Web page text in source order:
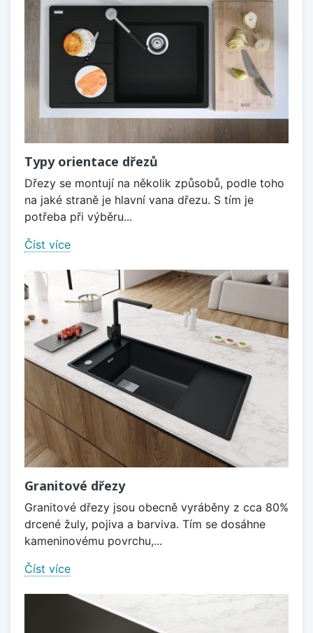
Typy orientace dřezů
Dřezy se montují na několik způsobů, podle toho
na jaké straně je hlavní vana dřezu. S tím je
potřeba při výběru...
Číst více
Granitové dřezy
Granitové dřezy jsou obecně vyráběny z cca 80%
drcené žuly, pojiva a barviva. Tím se dosáhne
kameninovému povrchu,...
Číst více